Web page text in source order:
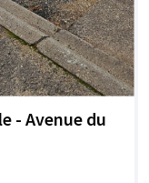
- Avenue du